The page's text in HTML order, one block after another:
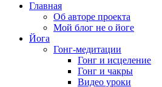
Главная
Об авторе проекта
Мой блог не о йоге
Йога
Гонг-медитации
Гонг и исцеление
Гонг и чакры
Видео уроки